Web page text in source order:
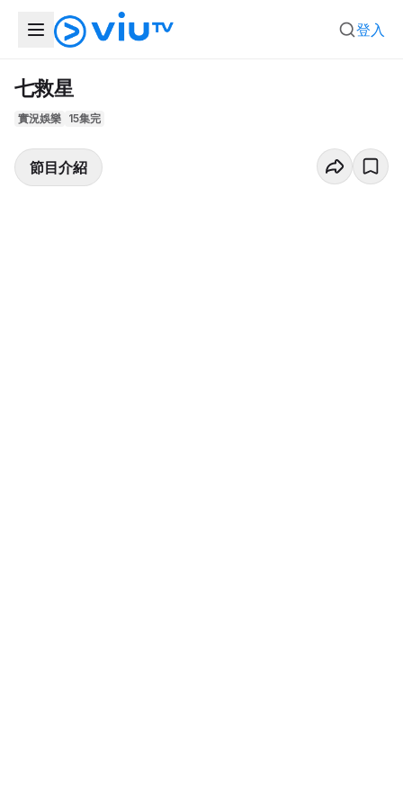
登入
七救星
實況娛樂 15集完
節目介紹